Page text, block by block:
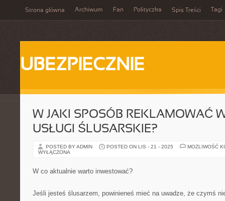
Strona główna Archiwum Fan Polityczka Spis Treści Tagi
UBEZPIECZNIE
W JAKI SPOSÓB REKLAMOWAĆ
USŁUGI ŚLUSARSKIE?
POSTED BY ADMIN POSTED ON LIS - 21 - 2025
MOŻLIWOŚĆ
WYŁĄCZONA
W co aktualnie warto inwestować?
Jeśli jesteś ślusarzem, powinieneś mieć na uwadze, że czymś